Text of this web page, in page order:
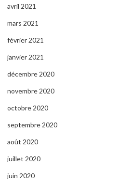
avril 2021
mars 2021
février 2021
janvier 2021
décembre 2020
novembre 2020
octobre 2020
septembre 2020
août 2020
juillet 2020
juin 2020